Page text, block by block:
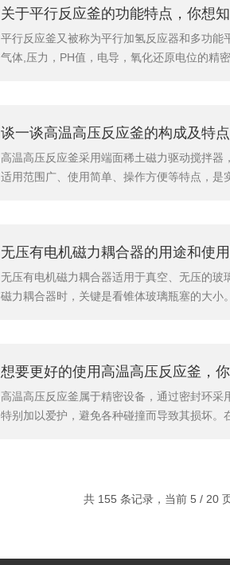
关于平行反应釜的功能特点，你想
平行反应釜又被称为平行加氢反应器和多功
气体,压力，PH值，电导，氧化还原电位的精
谈一谈高温高压反应釜的构成及特点
高温高压反应釜采用端面稀土磁力驱动搅拌
适用范围广、使用简单、操作方便等特点，
无压有电机磁力耦合器的用途和使
无压有电机磁力耦合器适用于真空、无压的
磁力耦合器时，关键是看锥体玻璃瓶塞的大
想要更好的使用高温高压反应釜，
高温高压反应釜属于精密设备，通过密封环
特别加以爱护，避免各种碰撞而导致其损坏
共 155 条记录，当前 5 / 20